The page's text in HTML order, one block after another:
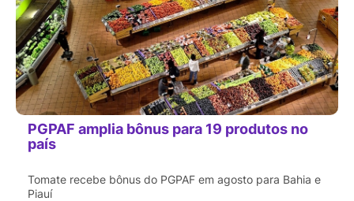
PGPAF amplia bônus para 19 produtos no
país
Tomate recebe bônus do PGPAF em agosto para Bahia e
Piauí